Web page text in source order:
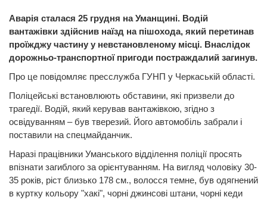
Аварія сталася 25 грудня на Уманщині. Водій
вантажівки здійснив наїзд на пішохода, який перетинав
проїжджу частину у невстановленому місці. Внаслідок
дорожньо-транспортної пригоди постраждалий загинув.
Про це повідомляє пресслужба ГУНП у Черкаській області.
Поліцейські встановлюють обставини, які призвели до
трагедії. Водій, який керував вантажівкою, згідно з
освідуванням – був тверезий. Його автомобіль забрали і
поставили на спецмайданчик.
Наразі працівники Уманського відділення поліції просять
впізнати загиблого за орієнтуванням. На вигляд чоловіку 30-
35 років, ріст близько 178 см., волосся темне, був одягнений
в куртку кольору "хакі", чорні джинсові штани, чорні кеди